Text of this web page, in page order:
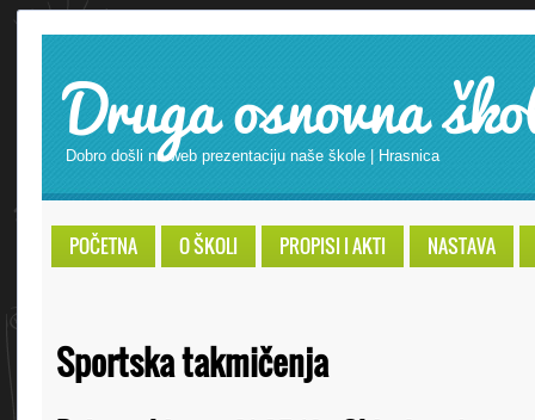
Druga osnovna
Dobro došli na web prezentaciju naše škole | Hrasnica
POČETNA O ŠKOLI PROPISI I AKTI NASTAVA
Sportska takmičenja